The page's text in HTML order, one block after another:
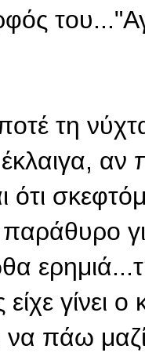
τη
αν
είχε
να πάω